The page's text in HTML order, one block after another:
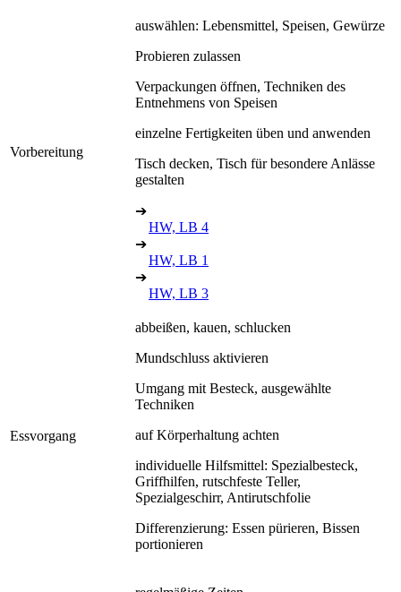
Vorbereitung
auswählen: Lebensmittel, Speisen, Gewürze
Probieren zulassen
Verpackungen öffnen, Techniken des
Entnehmens von Speisen
einzelne Fertigkeiten üben und anwenden
Tisch decken, Tisch für besondere Anlässe
gestalten
➔
HW, LB 4
➔
HW, LB 1
➔
HW, LB 3
Essvorgang
abbeißen, kauen, schlucken
Mundschluss aktivieren
Umgang mit Besteck, ausgewählte
Techniken
auf Körperhaltung achten
individuelle Hilfsmittel: Spezialbesteck,
Griffhilfen, rutschfeste Teller,
Spezialgeschirr, Antirutschfolie
Differenzierung: Essen pürieren, Bissen
portionieren